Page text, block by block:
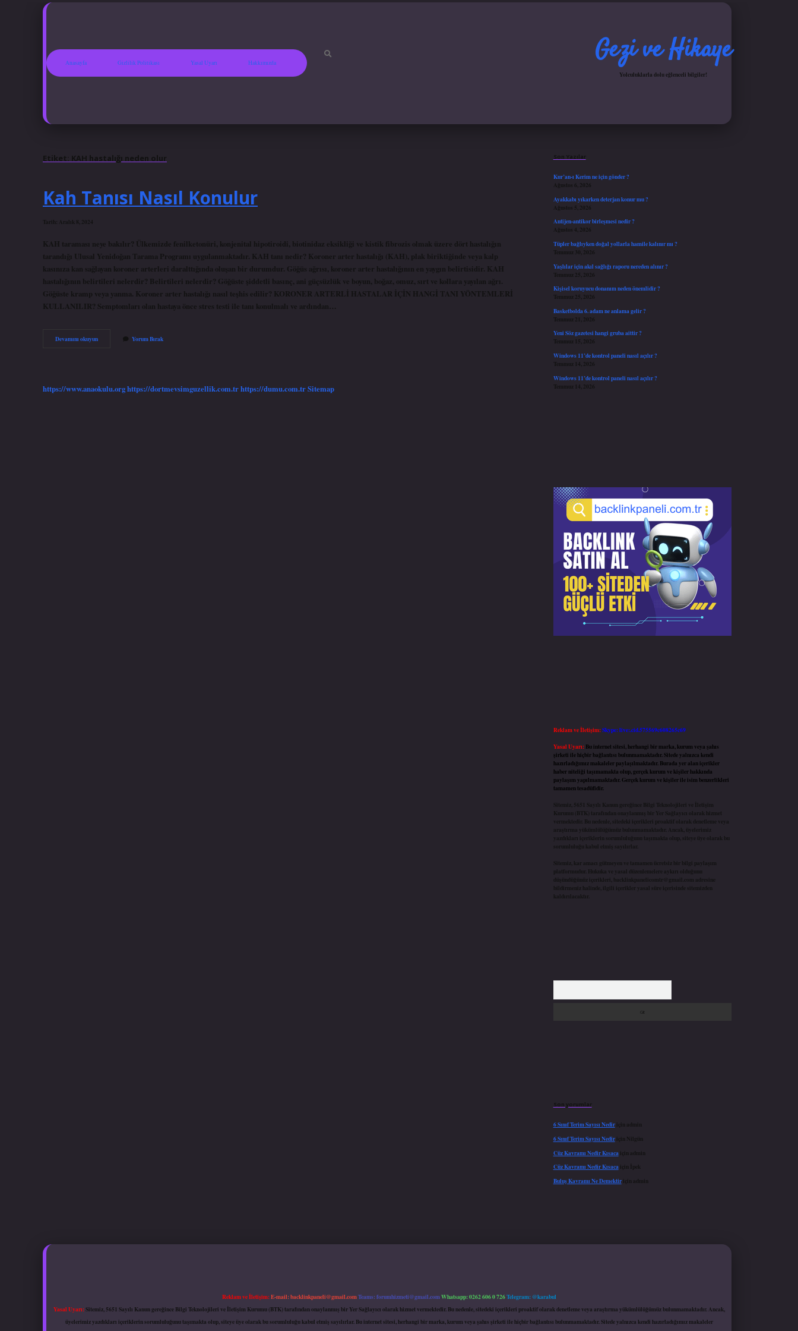
Anasayfa Gizlilik Politikası Yasal Uyarı Hakkımızda Gezi ve Hikaye
Yolculuklarla dolu eğlenceli bilgiler!
Etiket: KAH hastalığı neden olur
Kah Tanısı Nasıl Konulur
Tarih: Aralık 8, 2024
KAH taraması neye bakılır? Ülkemizde fenilketonüri, konjenital hipotiroidi, biotinidaz eksikliği ve kistik fibrozis olmak üzere dört hastalığın
tarandığı Ulusal Yenidoğan Tarama Programı uygulanmaktadır. KAH tanı nedir? Koroner arter hastalığı (KAH), plak biriktiğinde veya kalp
kasınıza kan sağlayan koroner arterleri daralttığında oluşan bir durumdur. Göğüs ağrısı, koroner arter hastalığının en yaygın belirtisidir. KAH
hastalığının belirtileri nelerdir? Belirtileri nelerdir? Göğüste şiddetli basınç, ani güçsüzlük ve boyun, boğaz, omuz, sırt ve kollara yayılan ağrı.
Göğüste kramp veya yanma. Koroner arter hastalığı nasıl teşhis edilir? KORONER ARTERLİ HASTALAR İÇİN HANGİ TANI YÖNTEMLERİ
KULLANILIR? Semptomları olan hastaya önce stres testi ile tanı konulmalı ve ardından…
Devamını okuyunKah
Yorum Bırak
https://www.anaokulu.orghttps://dortmevsimguzellik.com.trhttps://dumu.com.trSitemap
Son Yazılar
Kur’an-ı Kerim ne için gönder ?
Ağustos 6, 2026
Ayakkabı yıkarken deterjan konur mu ?
Ağustos 5, 2026
Antijen-antikor birleşmesi nedir ?
Ağustos 4, 2026
Tüpler bağlıyken doğal yollarla hamile kalınır mı ?
Temmuz 30, 2026
Yaşlılar için akıl sağlığı raporu nereden alınır ?
Temmuz 25, 2026
Kişisel koruyucu donanım neden önemlidir ?
Temmuz 25, 2026
Basketbolda 6. adam ne anlama gelir ?
Temmuz 21, 2026
Yeni Söz gazetesi hangi gruba aittir ?
Temmuz 15, 2026
Windows 11’de kontrol paneli nasıl açılır ?
Temmuz 14, 2026
Windows 11’de kontrol paneli nasıl açılır ?
Temmuz 14, 2026
Reklam ve İletişim:Skype: live:.cid.575569c608265c69
Yasal Uyarı: Bu internet sitesi, herhangi bir marka, kurum veya şahıs
şirketi ile hiçbir bağlantısı bulunmamaktadır. Sitede yalnızca kendi
hazırladığımız makaleler paylaşılmaktadır. Burada yer alan içerikler
haber niteliği taşımamakta olup, gerçek kurum ve kişiler hakkında
paylaşım yapılmamaktadır. Gerçek kurum ve kişiler ile isim benzerlikleri
tamamen tesadüfidir.
Sitemiz, 5651 Sayılı Kanun gereğince Bilgi Teknolojileri ve İletişim
Kurumu (BTK) tarafından onaylanmış bir Yer Sağlayıcı olarak hizmet
vermektedir. Bu nedenle, sitedeki içerikleri proaktif olarak denetleme veya
araştırma yükümlülüğümüz bulunmamaktadır. Ancak, üyelerimiz
yazdıkları içeriklerin sorumluluğunu taşımakta olup, siteye üye olarak bu
sorumluluğu kabul etmiş sayılırlar.
Sitemiz, kar amacı gütmeyen ve tamamen ücretsiz bir bilgi paylaşım
platformudur. Hukuka ve yasal düzenlemelere aykırı olduğunu
düşündüğünüz içerikleri, backlinkpanelicomtr@gmail.com adresine
bildirmeniz halinde, ilgili içerikler yasal süre içerisinde sitemizden
kaldırılacaktır.
Son yorumlar
6 Sınıf Terim Sayısı Nediriçin admin
6 Sınıf Terim Sayısı Nediriçin Nilgün
Cüz Kavramı Nedir Kısaca için admin
Cüz Kavramı Nedir Kısacaiçin
İpek
Buluş Kavramı Ne Demektiriçin admin
Reklam ve İletişim:E-mail:backlinkpaneli@gmail.comTeams:forumhizmeti@gmail.comWhatsapp: 0262 606 0 726Telegram: @karabul
Yasal Uyarı:Sitemiz, 5651 Sayılı Kanun gereğince Bilgi Teknolojileri ve İletişim Kurumu (BTK) tarafından onaylanmış bir Yer Sağlayıcı olarak hizmet vermektedir. Bu nedenle, sitedeki içerikleri proaktif olarak denetleme veya araştırma yükümlülüğümüz bulunmamaktadır. Ancak,
üyelerimiz yazdıkları içeriklerin sorumluluğunu taşımakta olup, siteye üye olarak bu sorumluluğu kabul etmiş sayılırlar. Bu internet sitesi, herhangi bir marka, kurum veya şahıs şirketi ile hiçbir bağlantısı bulunmamaktadır. Sitede yalnızca kendi hazırladığımız makaleler